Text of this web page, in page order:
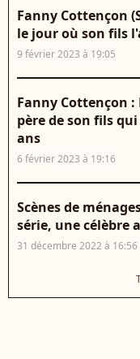
Fanny Cottençon
le jour où son fils
9 février 2023 à 19:05
Fanny Cottençon :
père de son fils
ans
6 février 2023 à 19:16
Scènes de
série, une célèbre
31 décembre 2022 à 16:56